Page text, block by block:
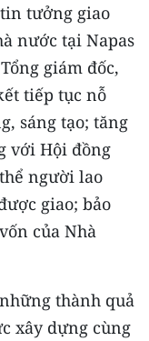
tưởng giao
nước tại Napas
giám đốc,
tiếp tục nỗ
sáng tạo; tăng
với Hội đồng
người lao
giao; bảo
của Nhà
thành quả
xây dựng cùng